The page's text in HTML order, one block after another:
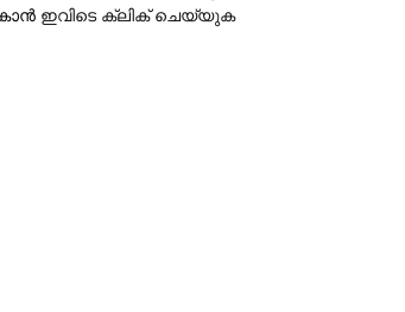
ഇവിടെ ക്ലിക് ചെയ്യുക